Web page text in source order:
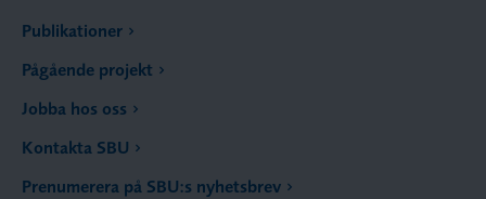
Publikationer
Pågående projekt
Jobba hos oss
Kontakta SBU
Prenumerera på SBU:s nyhetsbrev